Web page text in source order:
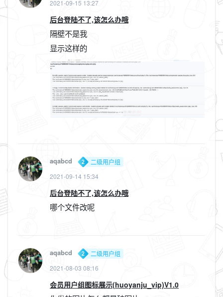
2021-09-15 13:27
后台登陆不了,该怎么办哦
隔壁不是我
显示这样的
aqabcd
二级用户组
2021-09-14 15:34
后台登陆不了,该怎么办哦
哪个文件改呢
aqabcd
二级用户组
2021-08-03 08:16
会员用户组图标展示(huoyanju_vip)V1.0